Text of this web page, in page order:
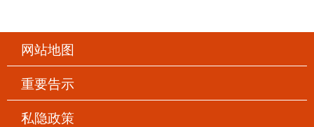
网站地图
重要告示
私隐政策